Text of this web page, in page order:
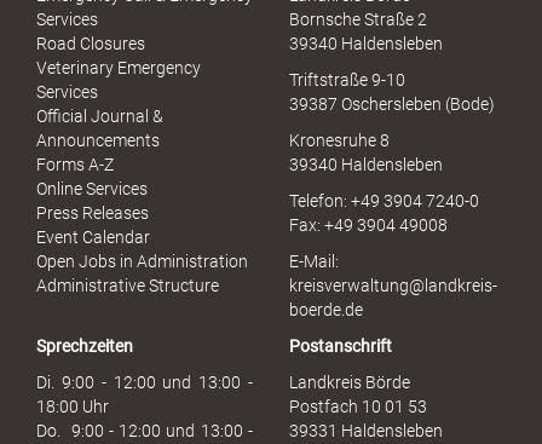
u
h
Services
Road Closures
Veterinary Emergency
Services
Official Journal &
Announcements
Forms A-Z
Online Services
Press Releases
Event Calendar
Open Jobs in Administration
Administrative Structure
Bornsche Straße 2
39340 Haldensleben
Triftstraße 9-10
39387 Oschersleben (Bode)
Kronesruhe 8
39340 Haldensleben
Telefon: +49 3904 7240-0
Fax: +49 3904 49008
E-Mail:
kreisverwaltung@landkreis-
boerde.de
Sprechzeiten
Di. 9:00 - 12:00 und 13:00 -
18:00 Uhr
Do. 9:00 - 12:00 und 13:00 -
Postanschrift
Landkreis Börde
Postfach 10 01 53
39331 Haldensleben